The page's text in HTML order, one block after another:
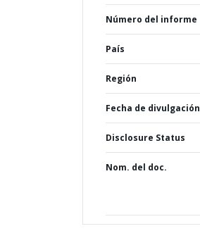
Número del informe
País
Región
Fecha de divulgación
Disclosure Status
Nom. del doc.